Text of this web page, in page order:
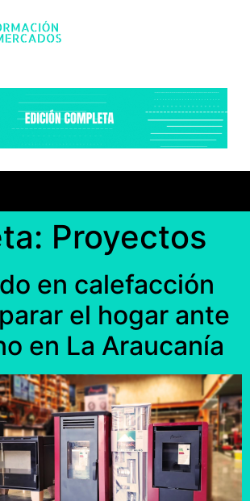
Proyectos
en calefacción
el hogar ante
en La Araucanía